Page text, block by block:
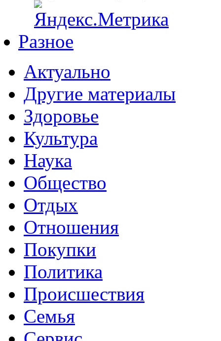
Разное
Актуально
Другие материалы
Здоровье
Культура
Наука
Общество
Отдых
Отношения
Покупки
Политика
Происшествия
Семья